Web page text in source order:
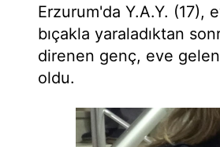
Erzurum'da Y.A.Y. (17),
bıçakla yaraladıktan
direnen genç, eve
oldu.